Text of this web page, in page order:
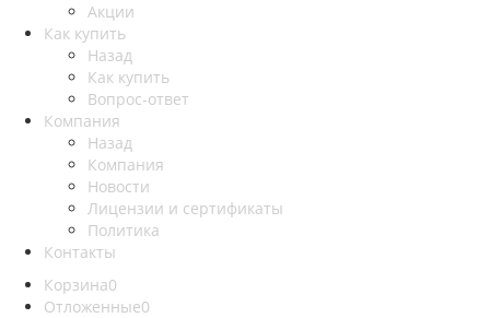
Акции
Как купить
Назад
Как купить
Вопрос-ответ
Компания
Назад
Компания
Новости
Лицензии и сертификаты
Политика
Контакты
Корзина0
Отложенные0